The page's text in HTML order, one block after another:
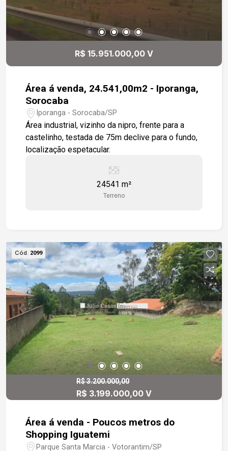
R$ 15.951.000,00 V
Área á venda, 24.541,00m2 - Iporanga,
Sorocaba
Iporanga - Sorocaba/SP
Área industrial, vizinho da nipro, frente para a
castelinho, testada de 75m declive para o fundo,
localização espetacular.
24541 m²
Terreno
Cód. 2099
R$ 3.200.000,00
R$ 3.199.000,00 V
Área á venda - Poucos metros do
Shopping Iguatemi
Parque Santa Marcia - Votorantim/SP